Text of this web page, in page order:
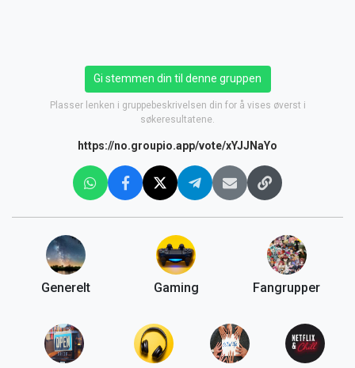
Gi stemmen din til denne gruppen
Plasser lenken i gruppebeskrivelsen din for å vises øverst i
søkeresultatene.
https://no.groupio.app/vote/xYJJNaYo
Generelt Gaming Fangrupper